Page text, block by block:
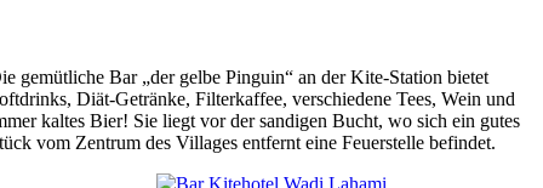
gemütliche Bar „der gelbe Pinguin“ an der Kite-Station bietet
Diät-Getränke, Filterkaffee, verschiedene Tees, Wein und
kaltes Bier! Sie liegt vor der sandigen Bucht, wo sich ein gutes
vom Zentrum des Villages entfernt eine Feuerstelle befindet.